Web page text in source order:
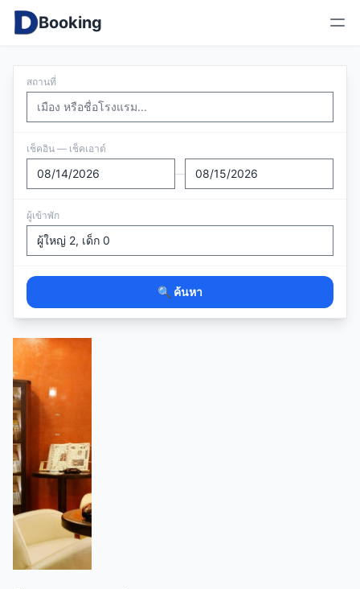
Booking
สถานที่
เช็คอิน — เช็คเอาต์
—
ผู้เข้าพัก
🔍 ค้นหา